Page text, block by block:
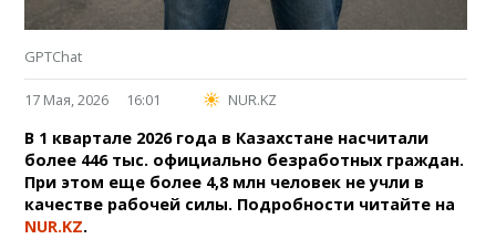
GPTChat
17 Мая, 2026 16:01 NUR.KZ
В 1 квартале 2026 года в Казахстане насчитали
более 446 тыс. официально безработных граждан.
При этом еще более 4,8 млн человек не учли в
качестве рабочей силы. Подробности читайте на
NUR.KZ.